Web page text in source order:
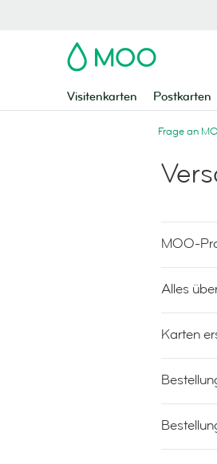
MOO
Visitenkarten Postkarten
Frage an
MOO-
Alles
Karten